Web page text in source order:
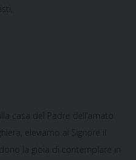
casa del Padre dell’amato
eleviamo al Signore il
la gioia di contemplare in